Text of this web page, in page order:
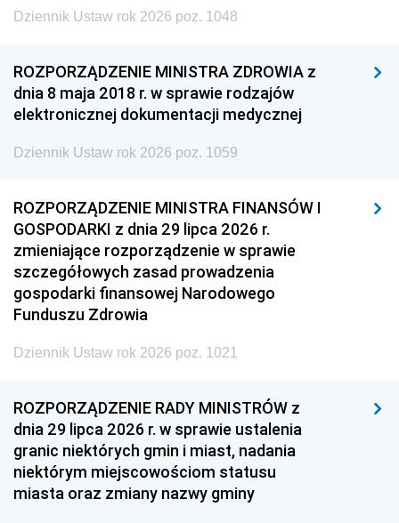
Dziennik Ustaw rok 2026 poz. 1048
ROZPORZĄDZENIE MINISTRA ZDROWIA z
dnia 8 maja 2018 r. w sprawie rodzajów
elektronicznej dokumentacji medycznej
Dziennik Ustaw rok 2026 poz. 1059
ROZPORZĄDZENIE MINISTRA FINANSÓW I
GOSPODARKI z dnia 29 lipca 2026 r.
zmieniające rozporządzenie w sprawie
szczegółowych zasad prowadzenia
gospodarki finansowej Narodowego
Funduszu Zdrowia
Dziennik Ustaw rok 2026 poz. 1021
ROZPORZĄDZENIE RADY MINISTRÓW z
dnia 29 lipca 2026 r. w sprawie ustalenia
granic niektórych gmin i miast, nadania
niektórym miejscowościom statusu
miasta oraz zmiany nazwy gminy